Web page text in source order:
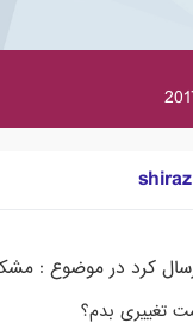
کرد در موضوع :
تغییری بدم؟